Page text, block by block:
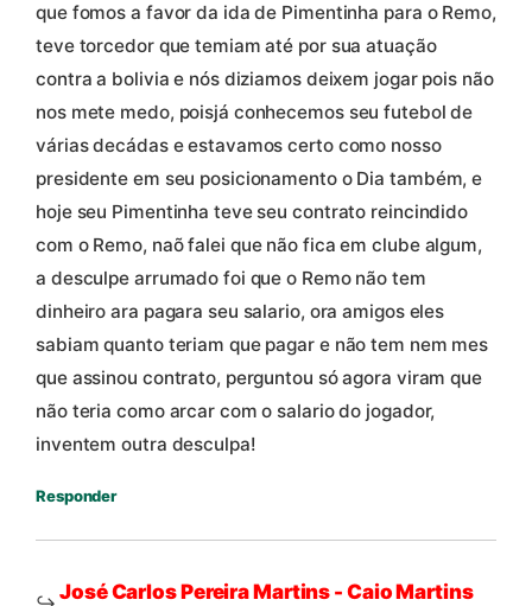
que fomos a favor da ida de Pimentinha para o Remo,
teve torcedor que temiam até por sua atuação
contra a bolivia e nós diziamos deixem jogar pois não
nos mete medo, poisjá conhecemos seu futebol de
várias decádas e estavamos certo como nosso
presidente em seu posicionamento o Dia também, e
hoje seu Pimentinha teve seu contrato reincindido
com o Remo, naõ falei que não fica em clube algum,
a desculpe arrumado foi que o Remo não tem
dinheiro ara pagara seu salario, ora amigos eles
sabiam quanto teriam que pagar e não tem nem mes
que assinou contrato, perguntou só agora viram que
não teria como arcar com o salario do jogador,
inventem outra desculpa!
Responder
José Carlos Pereira Martins - Caio Martins